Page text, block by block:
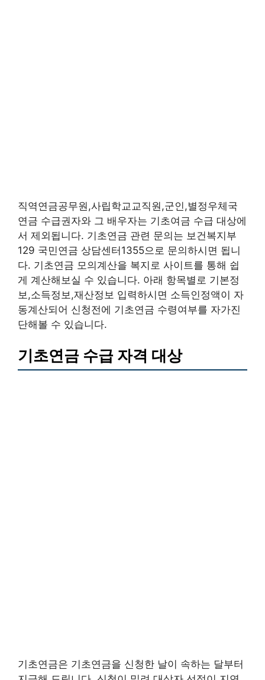
직역연금공무원,사립학교교직원,군인,별정우체국
연금 수급권자와 그 배우자는 기초여금 수급 대상에
서 제외됩니다. 기초연금 관련 문의는 보건복지부
129 국민연금 상담센터1355으로 문의하시면 됩니
다. 기초연금 모의계산을 복지로 사이트를 통해 쉽
게 계산해보실 수 있습니다. 아래 항목별로 기본정
보,소득정보,재산정보 입력하시면 소득인정액이 자
동계산되어 신청전에 기초연금 수령여부를 자가진
단해볼 수 있습니다.
기초연금 수급 자격 대상
기초연금은 기초연금을 신청한 날이 속하는 달부터